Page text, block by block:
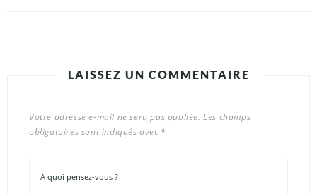
LAISSEZ UN COMMENTAIRE
Votre adresse e-mail ne sera pas publiée. Les champs
obligatoires sont indiqués avec *